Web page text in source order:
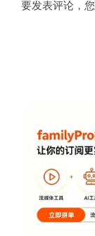
要发表评论，